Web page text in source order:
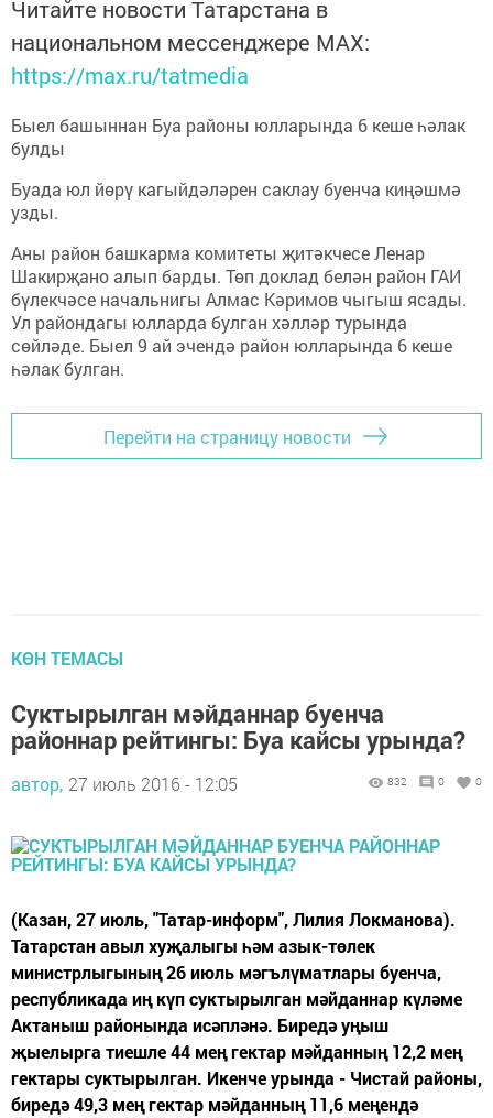
Читайте новости Татарстана в
национальном мессенджере MАХ:
https://max.ru/tatmedia
Быел башыннан Буа районы юлларында 6 кеше һәлак
булды
Буада юл йөрү кагыйдәләрен саклау буенча киңәшмә
узды.
Аны район башкарма комитеты җитәкчесе Ленар
Шакирҗано алып барды. Төп доклад белән район ГАИ
бүлекчәсе начальнигы Алмас Кәримов чыгыш ясады.
Ул райондагы юлларда булган хәлләр турында
сөйләде. Быел 9 ай эчендә район юлларында 6 кеше
һәлак булган.
Перейти на страницу новости
КӨН ТЕМАСЫ
Суктырылган мәйданнар буенча
районнар рейтингы: Буа кайсы урында?
автор, 27 июль 2016 - 12:05 832 0 0
(Казан, 27 июль, "Татар-информ", Лилия Локманова).
Татарстан авыл хуҗалыгы һәм азык-төлек
министрлыгының 26 июль мәгълүматлары буенча,
республикада иң күп суктырылган мәйданнар күләме
Актаныш районында исәпләнә. Биредә уңыш
җыелырга тиешле 44 мең гектар мәйданның 12,2 мең
гектары суктырылган. Икенче урында - Чистай районы,
биредә 49,3 мең гектар мәйданның 11,6 меңендә